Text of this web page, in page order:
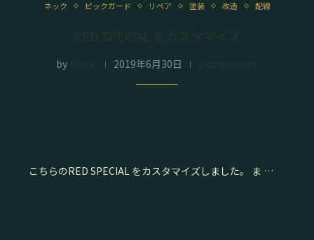
ネック ピックガード リペア 塗装 改造 配線
RED SPECIAL をカスタマイズ
by Miura 2019年6月30日 0 comments
こちらのRED SPECIAL をカスタマイズしました。 ま …